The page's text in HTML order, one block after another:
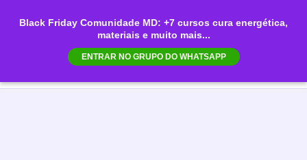
Black Friday Comunidade MD: +7 cursos cura energética,
materiais e muito mais...
ENTRAR NO GRUPO DO WHATSAPP
para